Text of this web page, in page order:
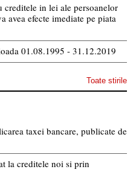
creditele in lei ale persoanelor
avea efecte imediate pe piata
01.08.1995 - 31.12.2019
Toate stirile
taxei bancare, publicate de
la creditele noi si prin